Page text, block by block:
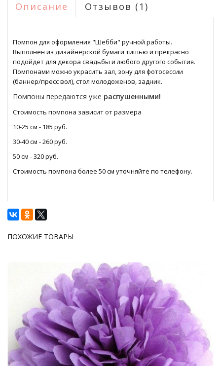
Описание Отзывов (1)
Помпон для оформления "Шебби" ручной работы.
Выполнен из дизайнерской бумаги тишью и прекрасно
подойдет для декора свадьбы и любого другого события.
Помпонами можно украсить зал, зону для фотосессии
(баннер/пресс вол), стол молодоженов, задник.
Помпоны передаются уже распушенными!
Стоимость помпона зависит от размера
10-25 см - 185 руб.
30-40 см - 260 руб.
50см - 320 руб.
Стоимость помпона более 50 см уточняйте по телефону.
ПОХОЖИЕ ТОВАРЫ